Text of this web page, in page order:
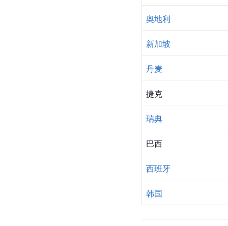
奥地利
新加坡
丹麦
捷克
瑞典
巴西
西班牙
韩国